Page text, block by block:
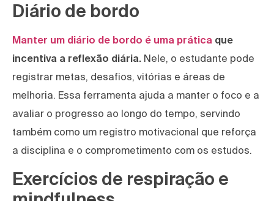
Diário de bordo
Manter um diário de bordo é uma prática que
incentiva a reflexão diária. Nele, o estudante pode
registrar metas, desafios, vitórias e áreas de
melhoria. Essa ferramenta ajuda a manter o foco e a
avaliar o progresso ao longo do tempo, servindo
também como um registro motivacional que reforça
a disciplina e o comprometimento com os estudos.
Exercícios de respiração e